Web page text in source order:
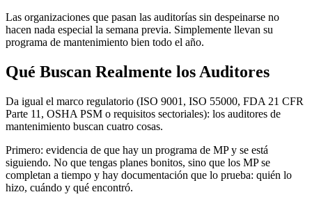
Las organizaciones que pasan las auditorías sin despeinarse no
hacen nada especial la semana previa. Simplemente llevan su
programa de mantenimiento bien todo el año.
Qué Buscan Realmente los Auditores
Da igual el marco regulatorio (ISO 9001, ISO 55000, FDA 21 CFR
Parte 11, OSHA PSM o requisitos sectoriales): los auditores de
mantenimiento buscan cuatro cosas.
Primero: evidencia de que hay un programa de MP y se está
siguiendo. No que tengas planes bonitos, sino que los MP se
completan a tiempo y hay documentación que lo prueba: quién lo
hizo, cuándo y qué encontró.